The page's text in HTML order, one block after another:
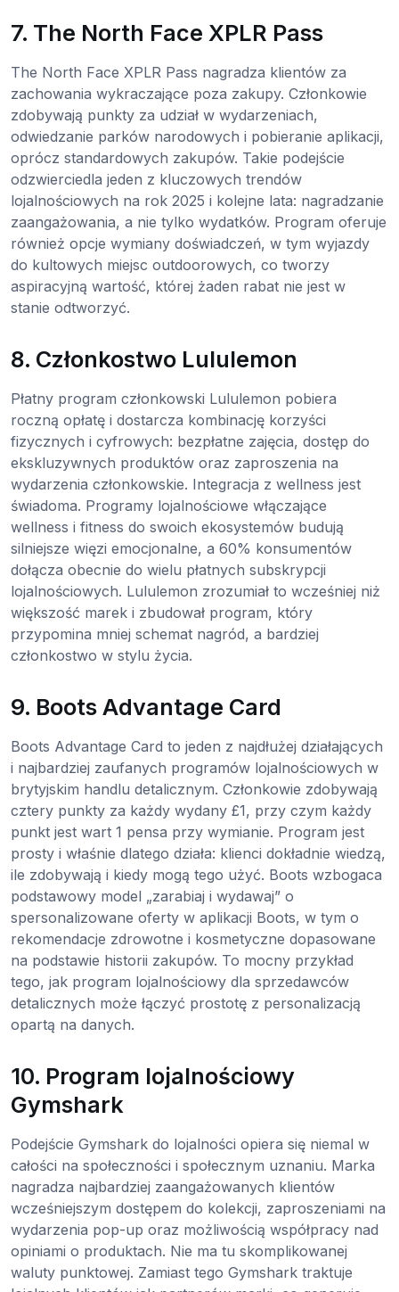
7. The North Face XPLR Pass
The North Face XPLR Pass nagradza klientów za
zachowania wykraczające poza zakupy. Członkowie
zdobywają punkty za udział w wydarzeniach,
odwiedzanie parków narodowych i pobieranie aplikacji,
oprócz standardowych zakupów. Takie podejście
odzwierciedla jeden z kluczowych trendów
lojalnościowych na rok 2025 i kolejne lata: nagradzanie
zaangażowania, a nie tylko wydatków. Program oferuje
również opcje wymiany doświadczeń, w tym wyjazdy
do kultowych miejsc outdoorowych, co tworzy
aspiracyjną wartość, której żaden rabat nie jest w
stanie odtworzyć.
8. Członkostwo Lululemon
Płatny program członkowski Lululemon pobiera
roczną opłatę i dostarcza kombinację korzyści
fizycznych i cyfrowych: bezpłatne zajęcia, dostęp do
ekskluzywnych produktów oraz zaproszenia na
wydarzenia członkowskie. Integracja z wellness jest
świadoma. Programy lojalnościowe włączające
wellness i fitness do swoich ekosystemów budują
silniejsze więzi emocjonalne, a 60% konsumentów
dołącza obecnie do wielu płatnych subskrypcji
lojalnościowych. Lululemon zrozumiał to wcześniej niż
większość marek i zbudował program, który
przypomina mniej schemat nagród, a bardziej
członkostwo w stylu życia.
9. Boots Advantage Card
Boots Advantage Card to jeden z najdłużej działających
i najbardziej zaufanych programów lojalnościowych w
brytyjskim handlu detalicznym. Członkowie zdobywają
cztery punkty za każdy wydany £1, przy czym każdy
punkt jest wart 1 pensa przy wymianie. Program jest
prosty i właśnie dlatego działa: klienci dokładnie wiedzą,
ile zdobywają i kiedy mogą tego użyć. Boots wzbogaca
podstawowy model „zarabiaj i wydawaj” o
spersonalizowane oferty w aplikacji Boots, w tym o
rekomendacje zdrowotne i kosmetyczne dopasowane
na podstawie historii zakupów. To mocny przykład
tego, jak program lojalnościowy dla sprzedawców
detalicznych może łączyć prostotę z personalizacją
opartą na danych.
10. Program lojalnościowy
Gymshark
Podejście Gymshark do lojalności opiera się niemal w
całości na społeczności i społecznym uznaniu. Marka
nagradza najbardziej zaangażowanych klientów
wcześniejszym dostępem do kolekcji, zaproszeniami na
wydarzenia pop-up oraz możliwością współpracy nad
opiniami o produktach. Nie ma tu skomplikowanej
waluty punktowej. Zamiast tego Gymshark traktuje